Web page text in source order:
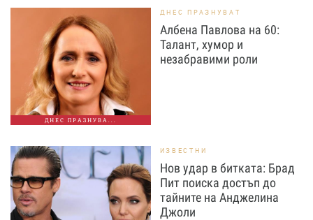
ДНЕС ПРАЗНУВА...
ДНЕС ПРАЗНУВАТ
Албена Павлова на 60:
Талант, хумор и
незабравими роли
ИЗВЕСТНИ
Нов удар в битката: Брад
Пит поиска достъп до
тайните на Анджелина
Джоли